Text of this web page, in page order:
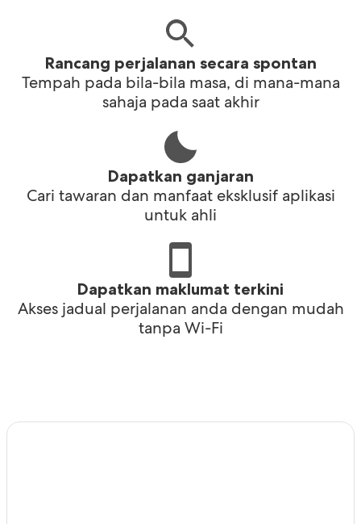
Rancang perjalanan secara spontan
Tempah pada bila-bila masa, di mana-mana
sahaja pada saat akhir
Dapatkan ganjaran
Cari tawaran dan manfaat eksklusif aplikasi
untuk ahli
Dapatkan maklumat terkini
Akses jadual perjalanan anda dengan mudah
tanpa Wi-Fi